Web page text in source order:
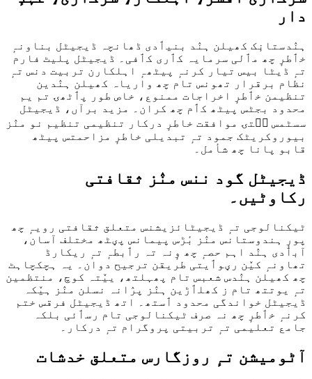
دار
ہنٛدستانٕک کھیلن ہنٛد بنیٲدی ڈھانچہ ڈیجیٹل بناونہٕ
خٲطرٕ چھ مٲلی سرمایہ کٲری کٲفی۔ ڈیجیٹل پلیٹ فارم
تہٕ ڈیٹا بیس تیار کرنہٕ پیٹھہٕ اہلکارن تربیت دنس تہٕ
نظام برقرار تھونس تام چھ واریاہ کھیلن ہنٛدین
تنظیمن خٲطرٕ اخراجات ممنوع، خاص طور پٲٹھۍ تم یم
محدود بجٹس پیٹھ کٲم چھ کران۔ مزید برآں، ڈیجیٹل
سسٹمس سۭتۍ موافقت خاطرٕ درکار تنظیمی تنظیم نو منٛز
بیوروکریٹک جمود تہٕ تبدیلی خاطرٕ مزاحمتس پیٹھ
قابو پانا چھ شأمل۔
ڈیجیٹل گود ننس منٛز ثقافتی
رکاوٹیں۔
ٹیکنالوجی تہٕ ڈیجیٹائزیشنس متعلق ثقافتی رویہٕ چھ
پورٕ ہندوستانس منٛز بٔڑس پیمانس پؠٹھ مختلف آسان،
آبٲدی ہنٛد اہم حصہٕ چھ وٕنہ تہ رٲبطہٕ تہٕ ریکارڈ
تھاونہٕ کیٚن رؠوٲیتی طریقن ترجیح دوان۔ یہ ہچکچاہٹ
چھ کھیلن ہنٛدس شعبس تام پھہلتھ، ییٚتہ کوچ، منتظمین
تہٕ یوتتھ تام ز کھلٲڑین ہنٛز پرٛانہ نسلن منٛز ہیٚکہ
ڈیجیٹل خواندگی محدود ٲستھ۔ اتھ ڈیجیٹل فرقس ختم
کرنہٕ خٲطرٕ چھ نہ صرف ٹیکنالوجی تام رسٲئی بلکہ
جامع تعلیمی تہٕ تربیتی پروگرام تہٕ درکار۔
آٹومیشن تہٕ روزگارس متعلق خدشات